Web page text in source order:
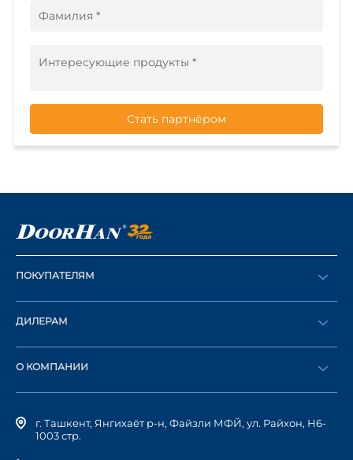
ПОКУПАТЕЛЯМ
Оформить заказ
Каталог
ДИЛЕРАМ
Стать дилером
О КОМПАНИИ
История компании
г. Ташкент, Янгихаёт р-н, Файзли МФЙ, ул. Райхон, Н6-
1003 стр.